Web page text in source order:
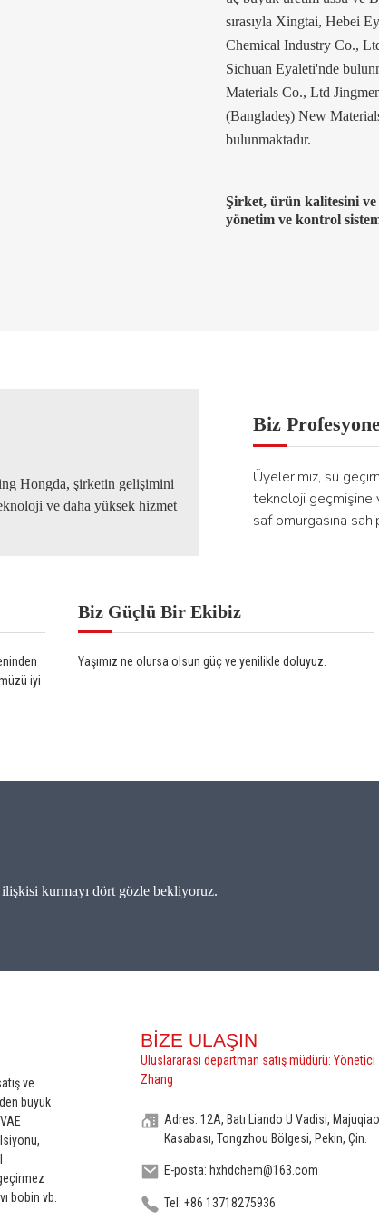
sırasıyla Xingtai, Hebei
Chemical Industry Co.,
Sichuan Eyaleti'nde
Materials Co., Ltd
(Bangladeş) New
bulunmaktadır.
Şirket, ürün kalitesini
yönetim ve kontrol
Hongda, şirketin gelişimini
ve daha yüksek hizmet
Biz
Üyelerimiz, su
teknoloji geçmişine
saf omurgasına
iyi
Biz Güçlü Bir Ekibiz
Yaşımız ne olursa olsun güç ve yenilikle doluyuz.
kurmayı dört gözle bekliyoruz.
ve
büyük
bobin vb.
BIZE ULAŞIN
Uluslararası departman satış müdürü: Yönetici
Zhang
Adres: 12A, Batı Liando U Vadisi, Majuqiao
Kasabası, Tongzhou Bölgesi, Pekin, Çin.
E-posta: hxhdchem@163.com
Tel: +86 13718275936